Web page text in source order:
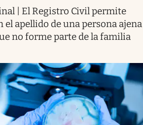
| El Registro Civil permite
el apellido de una persona ajena
no forme parte de la familia